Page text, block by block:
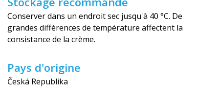
Conserver dans un endroit sec jusqu'à 40 °C. De
grandes différences de température affectent la
consistance de la crème.
Pays d'origine
Česká Republika